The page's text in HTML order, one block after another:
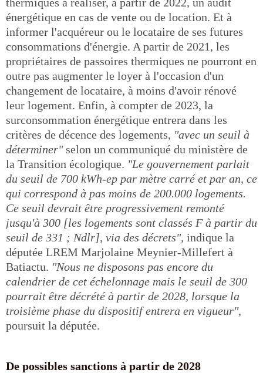
énergétique en cas de vente ou de location. Et à
informer l'acquéreur ou le locataire de ses futures
consommations d'énergie. A partir de 2021, les
propriétaires de passoires thermiques ne pourront en
outre pas augmenter le loyer à l'occasion d'un
changement de locataire, à moins d'avoir rénové
leur logement. Enfin, à compter de 2023, la
surconsommation énergétique entrera dans les
critères de décence des logements, "avec un seuil à
déterminer"selon un communiqué du ministère de
la Transition écologique. "Le gouvernement parlait
du seuil de 700 kWh-ep par mètre carré et par an, ce
qui correspond à pas moins de 200.000 logements.
Ce seuil devrait être progressivement remonté
jusqu'à 300 [les logements sont classés F à partir du
seuil de 331 ; Ndlr], via des décrets", indique la
députée LREM Marjolaine Meynier-Millefert à
Batiactu. "Nous ne disposons pas encore du
calendrier de cet échelonnage mais le seuil de 300
pourrait être décrété à partir de 2028, lorsque la
troisième phase du dispositif entrera en vigueur",
poursuit la députée.
De possibles sanctions à partir de 2028